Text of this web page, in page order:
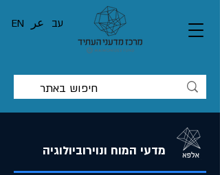
EN عر עב
מדעי המוח ונוירוביולוגיה